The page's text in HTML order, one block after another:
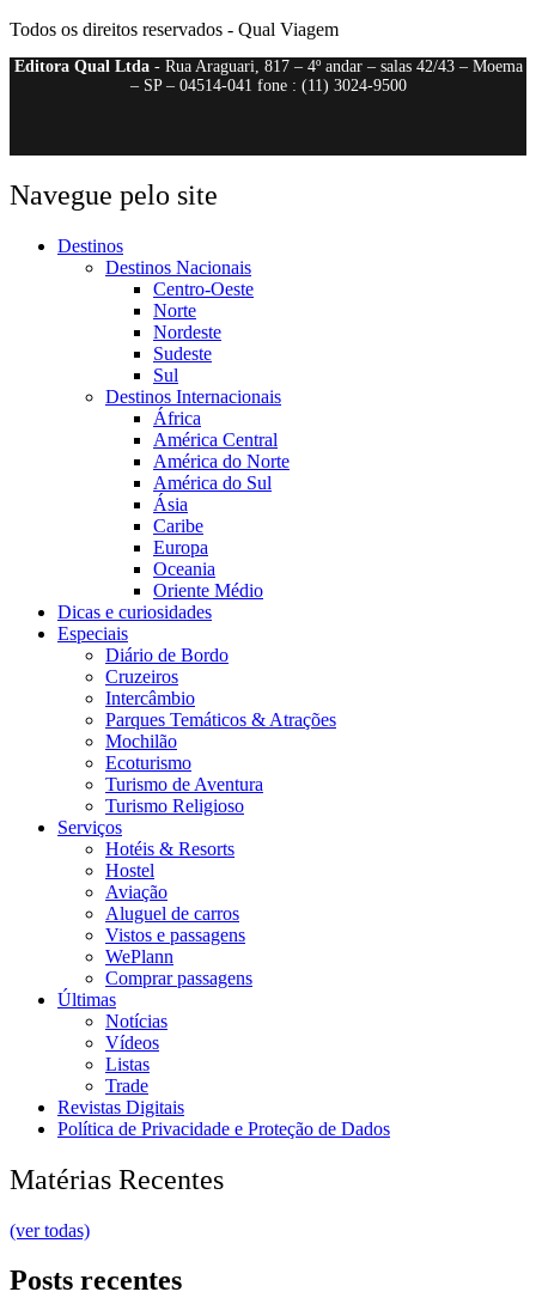
Todos os direitos reservados - Qual Viagem
Editora Qual Ltda- Rua Araguari, 817 – 4º andar – salas 42/43 – Moema
– SP – 04514-041 fone : (11) 3024-9500
Navegue pelo site
Destinos
Destinos Nacionais
Centro-Oeste
Norte
Nordeste
Sudeste
Sul
Destinos Internacionais
África
América Central
América do Norte
América do Sul
Ásia
Caribe
Europa
Oceania
Oriente Médio
Dicas e curiosidades
Especiais
Diário de Bordo
Cruzeiros
Intercâmbio
Parques Temáticos & Atrações
Mochilão
Ecoturismo
Turismo de Aventura
Turismo Religioso
Serviços
Hotéis & Resorts
Hostel
Aviação
Aluguel de carros
Vistos e passagens
WePlann
Comprar passagens
Últimas
Notícias
Vídeos
Listas
Trade
Revistas Digitais
Política de Privacidade e Proteção de Dados
Matérias Recentes
(ver todas)
Posts recentes